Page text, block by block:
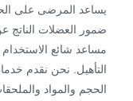
يساعد المرضى على
ضمور العضلات الناتج
مساعد شائع
التأهيل. نحن نقدم
الحجم والمواد